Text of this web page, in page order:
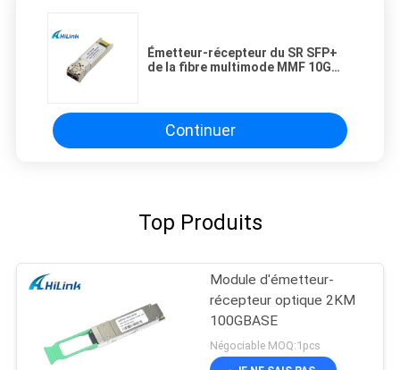
Émetteur-récepteur du SR SFP+
de la fibre multimode MMF 10G
Continuer
Top Produits
Module d'émetteur-
récepteur optique 2KM
100GBASE
Négociable MOQ:1pcs